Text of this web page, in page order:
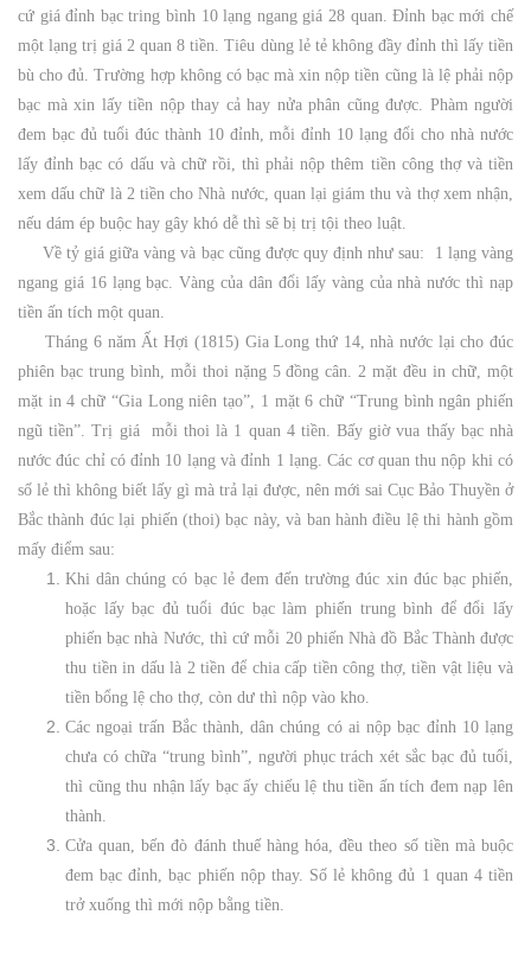
cứ giá đỉnh bạc tring bình 10 lạng ngang giá 28 quan. Đỉnh bạc mới chế
một lạng trị giá 2 quan 8 tiền. Tiêu dùng lẻ tẻ không đầy đỉnh thì lấy tiền
bù cho đủ. Trường hợp không có bạc mà xin nộp tiền cũng là lệ phải nộp
bạc mà xin lấy tiền nộp thay cả hay nửa phân cũng được. Phàm người
đem bạc đủ tuổi đúc thành 10 đỉnh, mỗi đỉnh 10 lạng đổi cho nhà nước
lấy đỉnh bạc có dấu và chữ rồi, thì phải nộp thêm tiền công thợ và tiền
xem dấu chữ là 2 tiền cho Nhà nước, quan lại giám thu và thợ xem nhận,
nếu dám ép buộc hay gây khó dễ thì sẽ bị trị tội theo luật.
Về tỷ giá giữa vàng và bạc cũng được quy định như sau: 1 lạng vàng
ngang giá 16 lạng bạc. Vàng của dân đổi lấy vàng của nhà nước thì nạp
tiền ấn tích một quan.
Tháng 6 năm Ất Hợi (1815) Gia Long thứ 14, nhà nước lại cho đúc
phiên bạc trung bình, mỗi thoi nặng 5 đồng cân. 2 mặt đều in chữ, một
mặt in 4 chữ “Gia Long niên tạo”, 1 mặt 6 chữ “Trung bình ngân phiến
ngũ tiền”. Trị giá mỗi thoi là 1 quan 4 tiền. Bấy giờ vua thấy bạc nhà
nước đúc chỉ có đỉnh 10 lạng và đỉnh 1 lạng. Các cơ quan thu nộp khi có
số lẻ thì không biết lấy gì mà trả lại được, nên mới sai Cục Bảo Thuyền ở
Bắc thành đúc lại phiến (thoi) bạc này, và ban hành điều lệ thi hành gồm
mấy điểm sau:
Khi dân chúng có bạc lẻ đem đến trường đúc xin đúc bạc phiến,
hoặc lấy bạc đủ tuổi đúc bạc làm phiến trung bình để đổi lấy
phiến bạc nhà Nước, thì cứ mỗi 20 phiến Nhà đồ Bắc Thành được
thu tiền in dấu là 2 tiền để chia cấp tiền công thợ, tiền vật liệu và
tiền bổng lệ cho thợ, còn dư thì nộp vào kho.
Các ngoại trấn Bắc thành, dân chúng có ai nộp bạc đỉnh 10 lạng
chưa có chữa “trung bình”, người phục trách xét sắc bạc đủ tuổi,
thì cũng thu nhận lấy bạc ấy chiếu lệ thu tiền ấn tích đem nạp lên
thành.
Cửa quan, bến đò đánh thuế hàng hóa, đều theo số tiền mà buộc
đem bạc đỉnh, bạc phiến nộp thay. Số lẻ không đủ 1 quan 4 tiền
trở xuống thì mới nộp bằng tiền.